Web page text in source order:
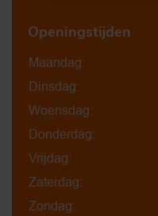
Openingstijden
Maandag:
Dinsdag:
Woensdag:
Donderdag:
Vrijdag:
Zaterdag:
Zondag: